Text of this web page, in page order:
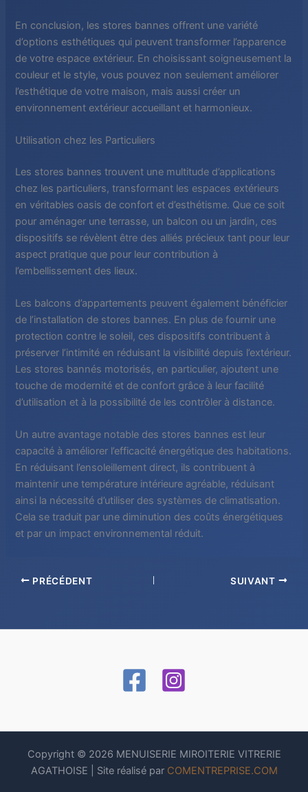
En conclusion, les stores bannes offrent une variété
d’options esthétiques qui peuvent transformer l’apparence
de votre espace extérieur. En choisissant soigneusement la
couleur et le style, vous pouvez non seulement améliorer
l’esthétique de votre maison, mais aussi créer un
environnement extérieur accueillant et harmonieux.
Utilisation chez les Particuliers
Les stores bannes trouvent une multitude d’applications
chez les particuliers, transformant les espaces extérieurs
en véritables oasis de confort et d’esthétisme. Que ce soit
pour aménager une terrasse, un balcon ou un jardin, ces
dispositifs se révèlent être des alliés précieux tant pour leur
aspect pratique que pour leur contribution à
l’embellissement des lieux.
Les balcons d’appartements peuvent également bénéficier
de l’installation de stores bannes. En plus de fournir une
protection contre le soleil, ces dispositifs contribuent à
préserver l’intimité en réduisant la visibilité depuis l’extérieur.
Les stores bannés motorisés, en particulier, ajoutent une
touche de modernité et de confort grâce à leur facilité
d’utilisation et à la possibilité de les contrôler à distance.
Un autre avantage notable des stores bannes est leur
capacité à améliorer l’efficacité énergétique des habitations.
En réduisant l’ensoleillement direct, ils contribuent à
maintenir une température intérieure agréable, réduisant
ainsi la nécessité d’utiliser des systèmes de climatisation.
Cela se traduit par une diminution des coûts énergétiques
et par un impact environnemental réduit.
PRÉCÉDENT SUIVANT
Copyright © 2026 MENUISERIE MIROITERIE VITRERIE
AGATHOISE | Site réalisé par COMENTREPRISE.COM